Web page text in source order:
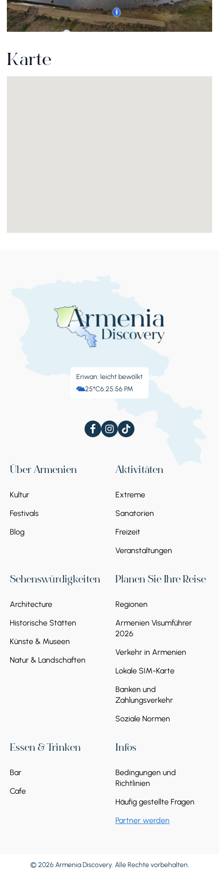
Karte
Eriwan: leicht bewölkt
25°C6:25:59 PM
Über Armenien
Kultur
Festivals
Blog
Aktivitäten
Extreme
Sanatorien
Freizeit
Veranstaltungen
Sehenswürdigkeiten
Architecture
Historische Stätten
Künste & Museen
Natur & Landschaften
Planen Sie Ihre Reise
Regionen
Armenien Visumführer
2026
Verkehr in Armenien
Lokale SIM-Karte
Banken und
Zahlungsverkehr
Soziale Normen
Essen & Trinken
Bar
Cafe
Infos
Bedingungen und
Richtlinien
Häufig gestellte Fragen
Partner werden
© 2026 Armenia Discovery. Alle Rechte vorbehalten.